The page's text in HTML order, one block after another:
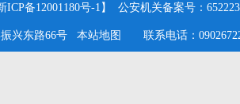
ICP备12001180号-1】 公安机关备案号：
兴东路66号 本站地图 联系电话：